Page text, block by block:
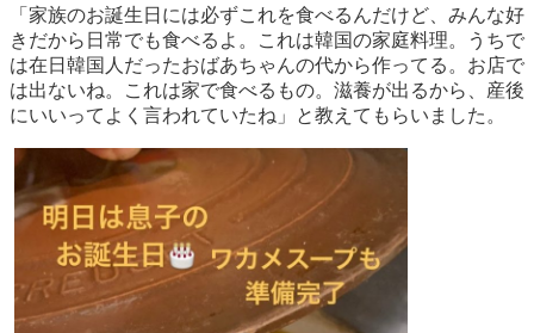
「家族のお誕生日には必ずこれを食べるんだけど、みんな好
きだから日常でも食べるよ。これは韓国の家庭料理。うちで
は在日韓国人だったおばあちゃんの代から作ってる。お店で
は出ないね。これは家で食べるもの。滋養が出るから、産後
にいいってよく言われていたね」と教えてもらいました。